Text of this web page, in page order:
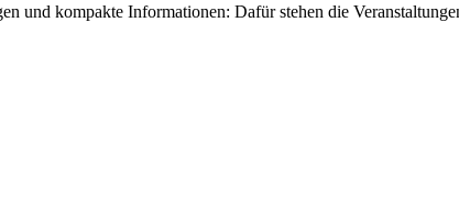
und kompakte Informationen: Dafür stehen die